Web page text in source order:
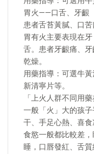
胃火——口舌、牙齦
患者舌苔黃膩、口苦
胃有火主要表現在
舌。患者牙齦痛、
乾燥。
用藥指導：可選牛黃
新清寧片等。
「上火人群不同用藥
一般「火」大的孩
干、手足心熱、喜
食慾一般都比較差
睡，口唇發紅、舌質